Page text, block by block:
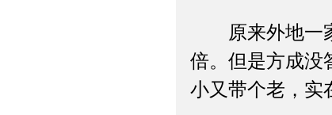
原来外地一家
倍。但是方成没
小又带个老，实